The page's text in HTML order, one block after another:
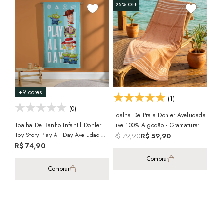
+9 cores
(0)
Toalha De Banho Infantil Dohler
Toy Story Play All Day Aveludada
100% Algodão - Gramatura:
R$ 74,90
Comprar
25%OFF
(1)
Toalha De Praia Dohler Aveludada
Live 100% Algodão - Gramatura:
320g/m²
R$ 79,90R$ 59,90
Comprar